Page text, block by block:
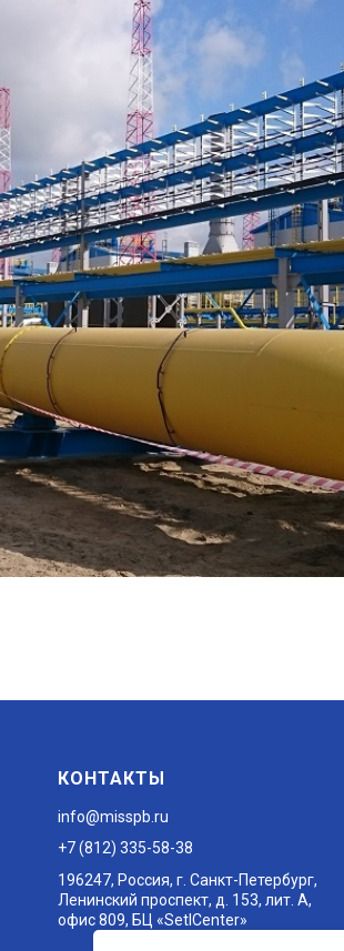
КОНТАКТЫ
196247, Россия, г. Санкт-Петербург,
Ленинский проспект, д. 153, лит. А,
офис 809, БЦ «SetlCenter»
info@misspb.ru
+7 (812) 335-58-38